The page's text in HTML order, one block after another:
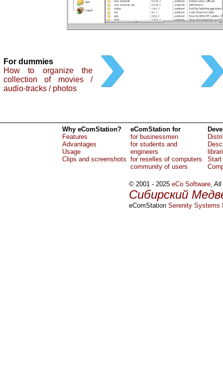
For dummies
How to organize the
collection of movies /
audio-tracks / photos
Why eComStation?
Features
Advantages
Usage
Clips and screenshots
eComStation for
for businessmen
for students and
engineers
for reselles of computers
community of users
Start
© 2001 - 2025 eCo Software, All
Сибирский
eComStation Serenity Systems